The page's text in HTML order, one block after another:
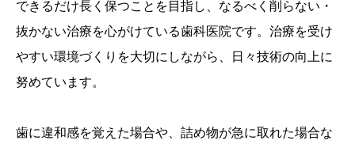
できるだけ長く保つことを目指し、なるべく削らない・
抜かない治療を心がけている歯科医院です。治療を受け
やすい環境づくりを大切にしながら、日々技術の向上に
努めています。
歯に違和感を覚えた場合や、詰め物が急に取れた場合な